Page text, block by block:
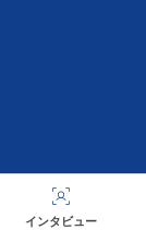
インタビュー